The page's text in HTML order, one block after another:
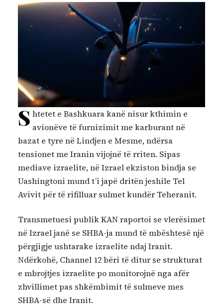
S htetet e Bashkuara kanë nisur kthimin e
avionëve të furnizimit me karburant në
bazat e tyre në Lindjen e Mesme, ndërsa
tensionet me Iranin vijojnë të rriten. Sipas
mediave izraelite, në Izrael ekziston bindja se
Uashingtoni mund t’i japë dritën jeshile Tel
Avivit për të rifilluar sulmet kundër Teheranit.
Transmetuesi publik KAN raportoi se vlerësimet
në Izrael janë se SHBA-ja mund të mbështesë një
përgjigje ushtarake izraelite ndaj Iranit.
Ndërkohë, Channel 12 bëri të ditur se strukturat
e mbrojtjes izraelite po monitorojnë nga afër
zhvillimet pas shkëmbimit të sulmeve mes
SHBA-së dhe Iranit.